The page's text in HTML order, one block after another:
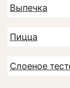
Выпечка
Пицца
Слоеное